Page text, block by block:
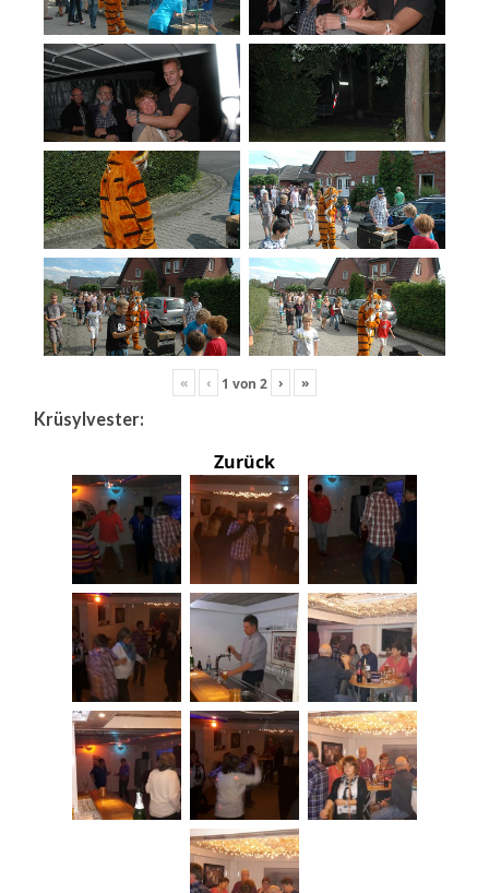
« ‹ 1 von 2 › »
Krüsylvester:
Zurück